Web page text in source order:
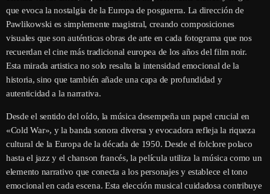
que evoca la nostalgia de la Europa de posguerra. La dirección de
Pawlikowski es simplemente magistral, creando composiciones
visuales que son auténticas obras de arte en cada fotograma que nos
recuerdan el cine más tradicional europea de los años del film noir.
Esta mirada artistica no solo resalta la intensidad emocional de la
historia, sino que también añade una capa de profundidad y
autenticidad a la narrativa.
Desde el sentido del oído, la música desempeña un papel crucial en
«Cold War», y la banda sonora diversa y evocadora refleja la riqueza
cultural de la Europa de la década de 1950. Desde el folclore polaco
hasta el jazz y el chanson francés, la película utiliza la música como un
elemento narrativo que conecta a los personajes y establece el tono
emocional en cada escena. Esta elección musical cuidadosa contribuye